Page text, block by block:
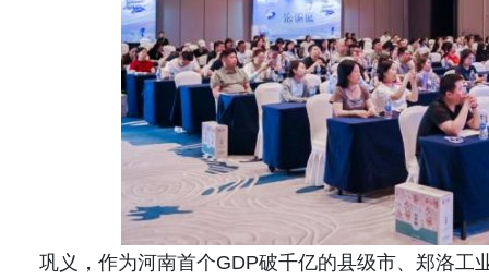
巩义，作为河南首个GDP破千亿的县级市、郑洛工